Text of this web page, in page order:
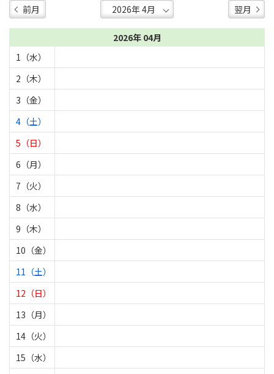
前月 翌月
2026年 04月
1（水）
2（木）
3（金）
4（土）
5（日）
6（月）
7（火）
8（水）
9（木）
10（金）
11（土）
12（日）
13（月）
14（火）
15（水）